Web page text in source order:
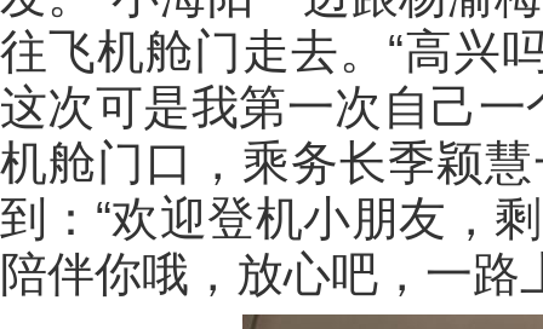
往飞机舱门走去。“高兴
这次可是我第一次自己
机舱门口，乘务长季颖
到：“欢迎登机小朋友，
陪伴你哦，放心吧，一